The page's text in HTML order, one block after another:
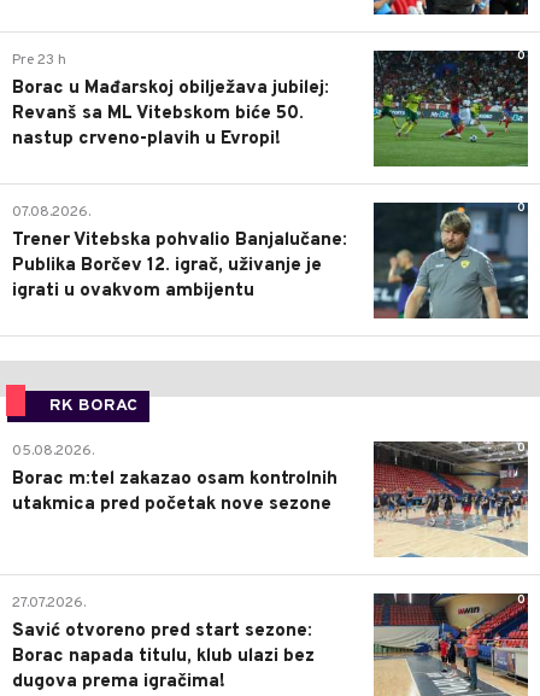
0
Pre 23 h
Borac u Mađarskoj obilježava jubilej:
Revanš sa ML Vitebskom biće 50.
nastup crveno-plavih u Evropi!
0
07.08.2026.
Trener Vitebska pohvalio Banjalučane:
Publika Borčev 12. igrač, uživanje je
igrati u ovakvom ambijentu
RK BORAC
0
05.08.2026.
Borac m:tel zakazao osam kontrolnih
utakmica pred početak nove sezone
0
27.07.2026.
Savić otvoreno pred start sezone:
Borac napada titulu, klub ulazi bez
dugova prema igračima!